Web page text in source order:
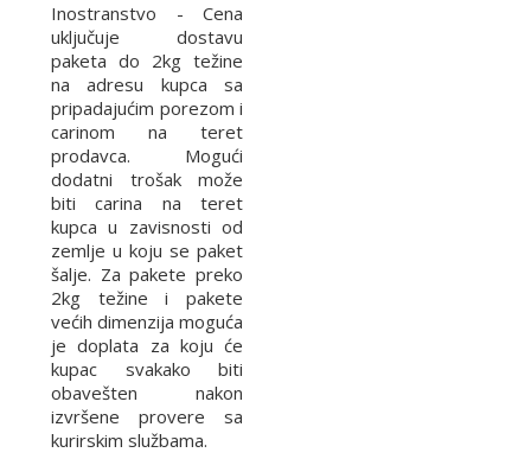
Inostranstvo - Cena
uključuje dostavu
paketa do 2kg težine
na adresu kupca sa
pripadajućim porezom i
carinom na teret
prodavca. Mogući
dodatni trošak može
biti carina na teret
kupca u zavisnosti od
zemlje u koju se paket
šalje. Za pakete preko
2kg težine i pakete
većih dimenzija moguća
je doplata za koju će
kupac svakako biti
obavešten nakon
izvršene provere sa
kurirskim službama.